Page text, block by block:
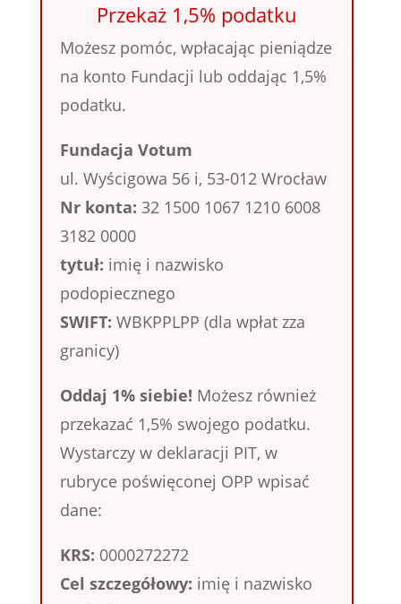
Przekaż 1,5% podatku
Możesz pomóc, wpłacając pieniądze
na konto Fundacji lub oddając 1,5%
podatku.
Fundacja Votum
ul. Wyścigowa 56 i, 53-012 Wrocław
Nr konta: 32 1500 1067 1210 6008
3182 0000
tytuł: imię i nazwisko
podopiecznego
SWIFT: WBKPPLPP (dla wpłat zza
granicy)
Oddaj 1% siebie! Możesz również
przekazać 1,5% swojego podatku.
Wystarczy w deklaracji PIT, w
rubryce poświęconej OPP wpisać
dane:
KRS: 0000272272
Cel szczegółowy: imię i nazwisko